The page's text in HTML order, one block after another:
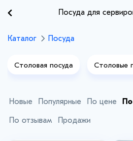
Посуда для
Каталог Посуда
Столовая посуда Столовые
Новые Популярные По цене
По отзывам Продажи